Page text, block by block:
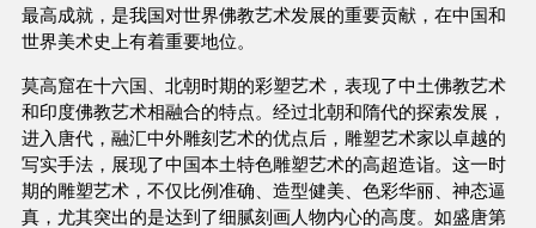
最高成就，是我国对世界佛教艺术发展的重要贡献，在中国和
世界美术史上有着重要地位。
莫高窟在十六国、北朝时期的彩塑艺术，表现了中土佛教艺术
和印度佛教艺术相融合的特点。经过北朝和隋代的探索发展，
进入唐代，融汇中外雕刻艺术的优点后，雕塑艺术家以卓越的
写实手法，展现了中国本土特色雕塑艺术的高超造诣。这一时
期的雕塑艺术，不仅比例准确、造型健美、色彩华丽、神态逼
真，尤其突出的是达到了细腻刻画人物内心的高度。如盛唐第